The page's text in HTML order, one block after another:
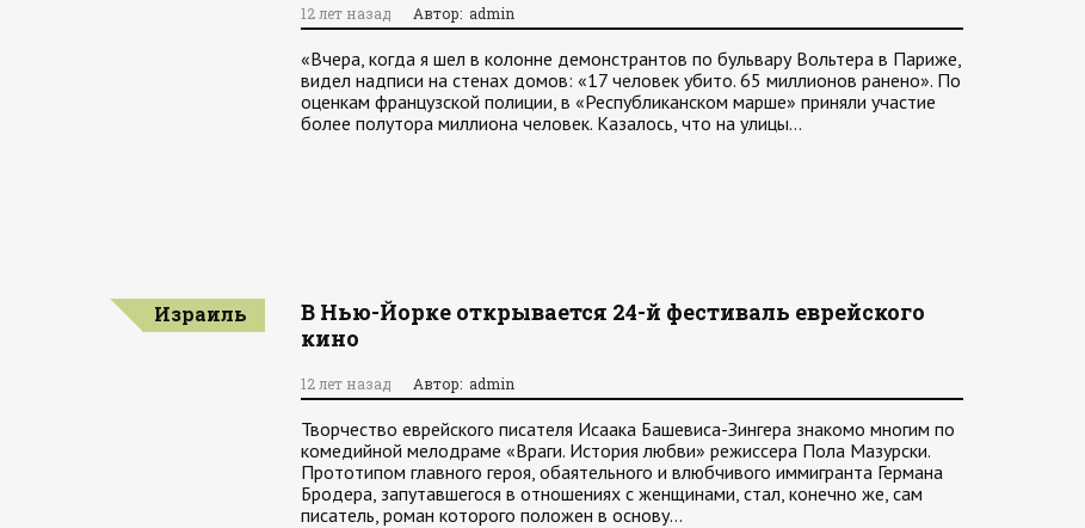
12 лет назад Автор: admin
«Вчера, когда я шел в колонне демонстрантов по бульвару Вольтера в Париже,
видел надписи на стенах домов: «17 человек убито. 65 миллионов ранено». По
оценкам французской полиции, в «Республиканском марше» приняли участие
более полутора миллиона человек. Казалось, что на улицы…
Израиль
В Нью-Йорке открывается 24-й фестиваль еврейского
кино
12 лет назад Автор: admin
Творчество еврейского писателя Исаака Башевиса-Зингера знакомо многим по
комедийной мелодраме «Враги. История любви» режиссера Пола Мазурски.
Прототипом главного героя, обаятельного и влюбчивого иммигранта Германа
Бродера, запутавшегося в отношениях с женщинами, стал, конечно же, сам
писатель, роман которого положен в основу…